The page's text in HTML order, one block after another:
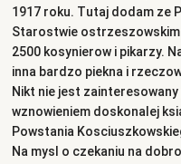
1917 roku. Tutaj dodam ze
Starostwie
2500 kosynierow i pikarzy.
inna bardzo piekna i
Nikt nie jest
wznowieniem doskonalej
Powstania
Na mysl o czekaniu na